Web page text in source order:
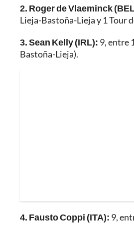
2. Roger de Vlaeminck
Lieja-Bastoña-Lieja y 1 Tour
3. Sean Kelly (IRL): 9, entre
Bastoña-Lieja).
4. Fausto Coppi (ITA): 9,